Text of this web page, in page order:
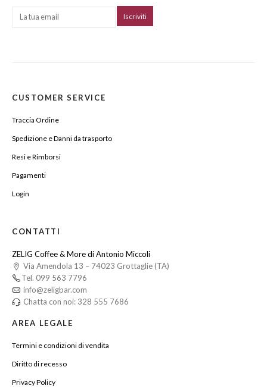
CUSTOMER SERVICE
Traccia Ordine
Spedizione e Danni da trasporto
Resi e Rimborsi
Pagamenti
Login
CONTATTI
ZELIG Coffee & More di Antonio Miccoli
Via Amendola 13 – 74023 Grottaglie (TA)
Tel. 099 563 7796
info@zeligbar.com
Chatta con noi: 328 555 7686
AREA LEGALE
Termini e condizioni di vendita
Diritto di recesso
Privacy Policy